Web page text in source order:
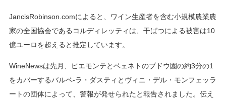
JancisRobinson.comによると、ワイン生産者を含む小規模農業農
家の全国協会であるコルディレッティは、干ばつによる被害は10
億ユーロを超えると推定しています。
WineNewsは先月、ピエモンテとベェネトのブドウ園の約3分の1
をカバーするバルベ-ラ・ダスティとヴィニ・デル・モンフェッラ
ートの団体によって、警報が発せられたと報告されました。伝え